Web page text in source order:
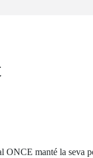
ONCE manté la seva